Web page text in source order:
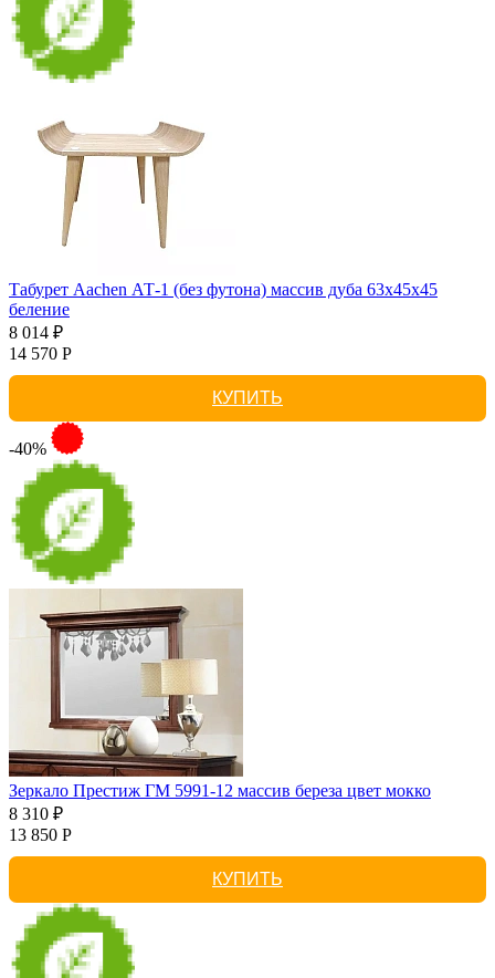
Табурет Aachen АТ-1 (без футона) массив дуба 63х45х45
беление
8 014 ₽
14 570 Р
КУПИТЬ
-40%
Зеркало Престиж ГМ 5991-12 массив береза цвет мокко
8 310 ₽
13 850 Р
КУПИТЬ